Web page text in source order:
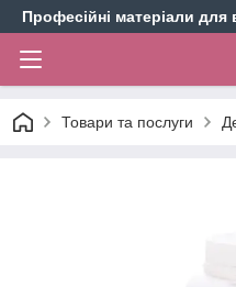
Професійні матеріали для
Товари та послуги